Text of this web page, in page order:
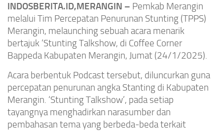
INDOSBERITA.ID,MERANGIN – Pemkab Merangin
melalui Tim Percepatan Penurunan Stunting (TPPS)
Merangin, melaunching sebuah acara menarik
bertajuk ‘Stunting Talkshow, di Coffee Corner
Bappeda Kabupaten Merangin, Jumat (24/1/2025).
Acara berbentuk Podcast tersebut, diluncurkan guna
percepatan penurunan angka Stanting di Kabupaten
Merangin. ‘Stunting Talkshow’, pada setiap
tayangnya menghadirkan narasumber dan
pembahasan tema yang berbeda-beda terkait